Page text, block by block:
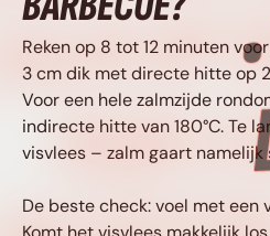
OP
MIJN 5
Reken op 8 tot 12 minuten
3 cm dik met directe hitte op
Voor een hele zalmzijde
indirecte hitte van 180°C. Te
visvlees – zalm gaart
De beste check: voel met een